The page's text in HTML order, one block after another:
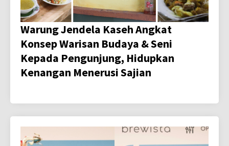
Warung Jendela Kaseh Angkat
Konsep Warisan Budaya & Seni
Kepada Pengunjung, Hidupkan
Kenangan Menerusi Sajian